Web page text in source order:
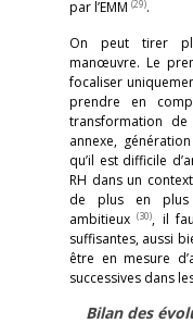
par l’EMM (29).
On peut tirer
manœuvre. Le
focaliser
prendre en
transformation
annexe,
qu’il est difficile
RH dans un
de plus en plus
ambitieux(30), il
suffisantes, aussi
être en mesure
successives dans
Bilan des